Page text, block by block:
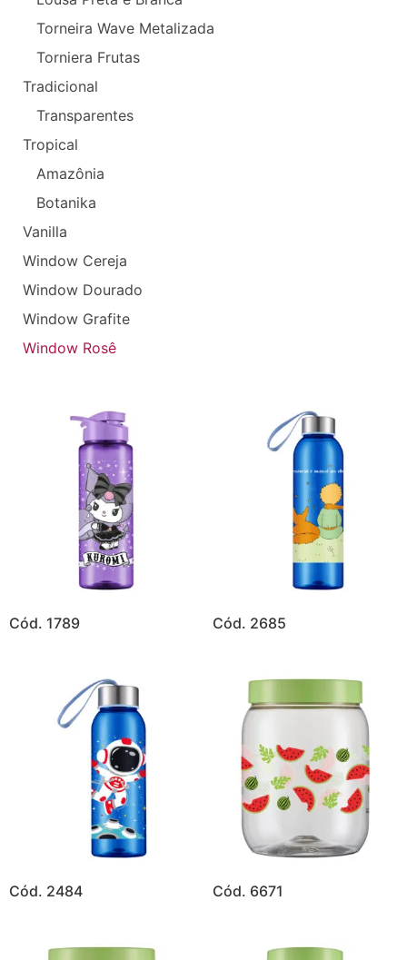
Torneira Wave Metalizada
Torniera Frutas
Tradicional
Transparentes
Tropical
Amazônia
Botanika
Vanilla
Window Cereja
Window Dourado
Window Grafite
Window Rosê
Cód. 1789 Cód. 2685
Cód. 2484 Cód. 6671